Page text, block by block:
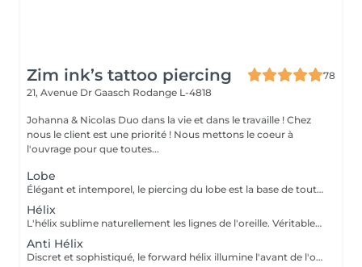
Zim ink’s tattoo piercing
78
21, Avenue Dr Gaasch Rodange L-4818
Johanna & Nicolas Duo dans la vie et dans le travaille ! Chez
nous le client est une priorité ! Nous mettons le coeur à
l'ouvrage pour que toutes...
Lobe
Élégant et intemporel, le piercing du lobe est la base de toutes les plus belles compositions. Qu'il s'agisse d'un premier piercing ou d'une nouvelle création, chaque réalisation est effectuée avec précision afin de t'offrir une expérience aussi agréable que soignée. Inclus : Bijou de première pose en titane ASTM F-136 Conseils personnalisés et suivi de cicatrisation + 5€ pour changer la couleur de ton bijou grâce à l'anodisation. Les bijoux de la vitrine sont disponibles en première pause, le prix du bijou est à ajouter à la prestation. Pour toutes demandes d'informations, merci de me contacter. Tout les mineurs doivent être accompagnés d'un tuteur légal ( parents ! ), des justificatifs d'identités seront demandés.
Hélix
L'hélix sublime naturellement les lignes de l'oreille. Véritable incontournable, il apporte une touche contemporaine et raffinée qui s'intègre parfaitement à votre style. Chaque projet est pensé en harmonie avec ton anatomie. Conseils personnalisés et suivi de cicatrisation Inclus : Bijou de première pose en titane ASTM F-136 + 5€ pour changer la couleur de ton bijou grâce à l'anodisation. Les bijoux de la vitrine sont disponibles en première pause, le prix du bijou est à ajouter à la prestation. Pour toutes demandes d'informations, merci de me contacter. Tout les mineurs doivent être accompagnés d'un tuteur légal ( parents ! ), des justificatifs d'identités seront demandés.
Anti Hélix
Discret et sophistiqué, le forward hélix illumine l'avant de l'oreille avec subtilité. Un choix idéal pour une composition délicate et résolument élégante. Conseils personnalisés et suivi de cicatrisation Inclus : Bijou de première pose en titane ASTM F-136 + 5€ pour changer la couleur de ton bijou grâce à l'anodisation. Les bijoux de la vitrine sont disponibles en première pause, le prix du bijou est à ajouter à la prestation. Pour toutes demandes d'informations, merci de me contacter. Tout les mineurs doivent être accompagnés d'un tuteur légal ( parents ! ), des justificatifs d'identités seront demandés.